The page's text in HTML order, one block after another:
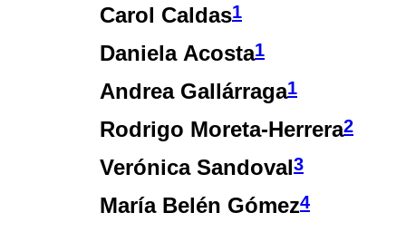
Carol Caldas1
Daniela Acosta1
Andrea Gallárraga1
Rodrigo Moreta-Herrera2
Verónica Sandoval3
María Belén Gómez4